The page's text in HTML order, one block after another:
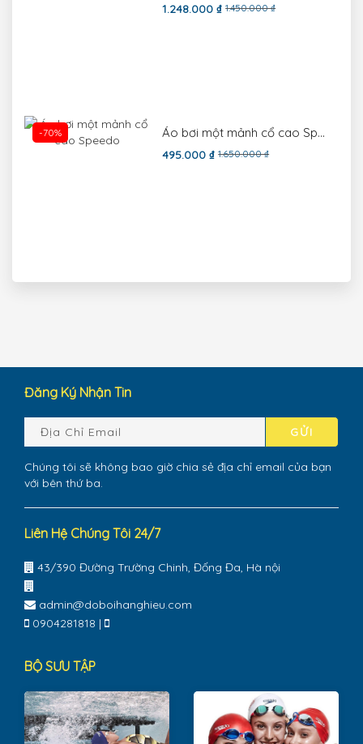
1.248.000 ₫ 1.450.000 ₫
-70% Áo bơi một mảnh cổ cao Speedo
495.000 ₫ 1.650.000 ₫
Đăng Ký Nhận Tin
GỬI
Chúng tôi sẽ không bao giờ chia sẻ địa chỉ email của bạn
với bên thứ ba.
Liên Hệ Chúng Tôi 24/7
43/390 Đường Trường Chinh, Đống Đa, Hà nội
admin@doboihanghieu.com
0904281818 |
BỘ SƯU TẬP